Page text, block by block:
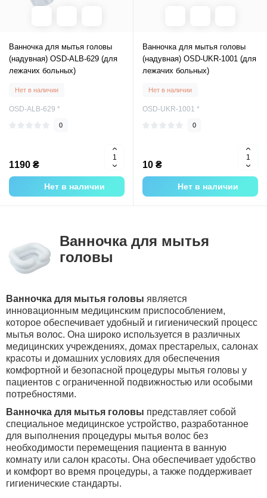
Ванночка для мытья головы
(надувная) OSD-ALB-629 (для
лежачих больных)
Нет в наличии
OSD-ALB-629 *
0
1190 ₴
Нет в наличии
Ванночка для мытья головы
(надувная) OSD-UKR-1001 (для
лежачих больных)
Нет в наличии
OSD-UKR-1001 *
0
10 ₴
Нет в наличии
Ванночка для мытья
головы
Ванночка для мытья головы является
инновационным медицинским приспособлением,
которое обеспечивает удобный и гигиенический процесс
мытья волос. Она широко используется в различных
медицинских учреждениях, домах престарелых, салонах
красоты и домашних условиях для обеспечения
комфортной и безопасной процедуры мытья головы у
пациентов с ограниченной подвижностью или особыми
потребностями.
Ванночка для мытья головы представляет собой
специальное медицинское устройство, разработанное
для выполнения процедуры мытья волос без
необходимости перемещения пациента в ванную
комнату или салон красоты. Она обеспечивает удобство
и комфорт во время процедуры, а также поддерживает
гигиенические стандарты.